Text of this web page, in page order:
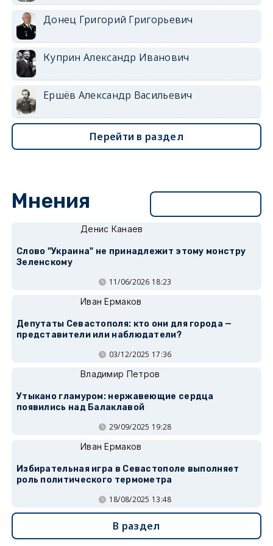
Донец Григорий Григорьевич
Куприн Александр Иванович
Ершёв Александр Васильевич
Перейти в раздел
Мнения
Денис Канаев
Слово "Украина" не принадлежит этому монстру
Зеленскому
11/06/2026 18:23
Иван Ермаков
Депутаты Севастополя: кто они для города —
представители или наблюдатели?
03/12/2025 17:36
Владимир Петров
Утыкано гламуром: нержавеющие сердца
появились над Балаклавой
29/09/2025 19:28
Иван Ермаков
Избирательная игра в Севастополе выполняет
роль политического термометра
18/08/2025 13:48
В раздел